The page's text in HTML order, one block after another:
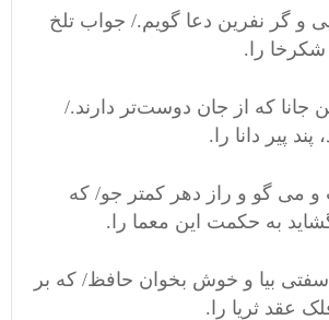
و گر نفرین دعا گویم./ جواب تلخ
را.
که از جان دوست‌تر دارند./
پیر دانا را.
می گو و راز دهر کمتر جو/ که
به حکمت این معما را.
بیا و خوش بخوان حافظ/ که بر
عقد ثریا را.